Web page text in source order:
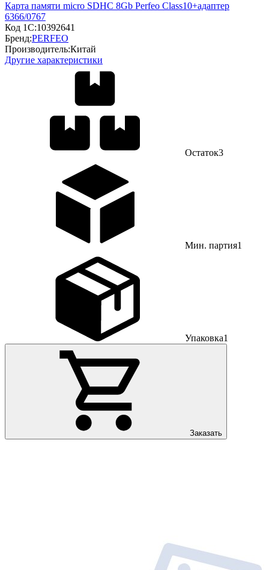
Карта памяти micro SDHC 8Gb Perfeo Class10+адаптер
6366/0767
Код 1С:10392641
Бренд:PERFEO
Производитель:Китай
Другие характеристики
Остаток3
Мин. партия1
Упаковка1
Заказать